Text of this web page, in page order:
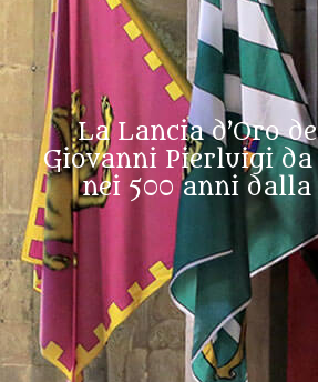
La Lancia d’Oro
Giovanni Pierluigi
nei 500 anni